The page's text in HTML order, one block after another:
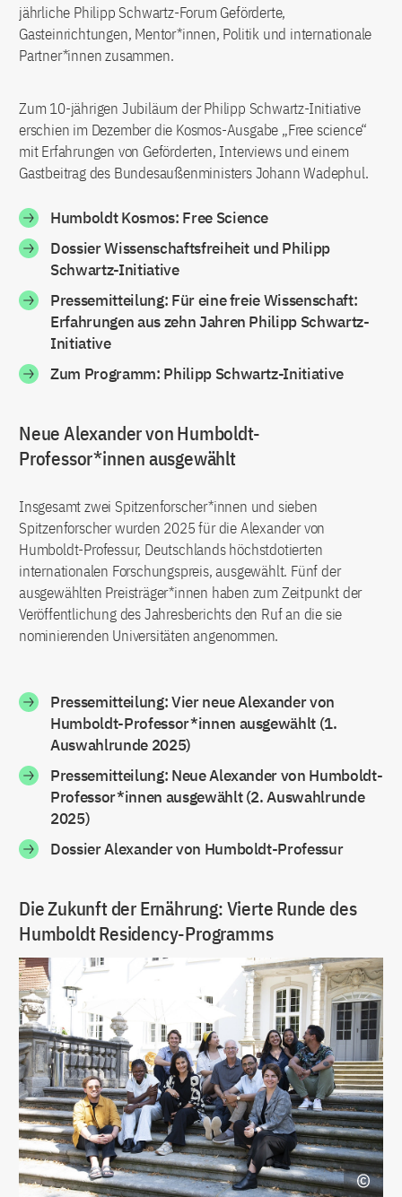
jährliche Philipp Schwartz-Forum Geförderte,
Gasteinrichtungen, Mentor*innen, Politik und internationale
Partner*innen zusammen.
Zum 10-jährigen Jubiläum der Philipp Schwartz-Initiative
erschien im Dezember die Kosmos-Ausgabe „Free science“
mit Erfahrungen von Geförderten, Interviews und einem
Gastbeitrag des Bundesaußenministers Johann Wadephul.
Humboldt Kosmos: Free Science
Dossier Wissenschaftsfreiheit und Philipp
Schwartz-Initiative
Pressemitteilung: Für eine freie Wissenschaft:
Erfahrungen aus zehn Jahren Philipp Schwartz-
Initiative
Zum Programm: Philipp Schwartz-Initiative
Neue Alexander von Humboldt-
Professor*innen ausgewählt
Insgesamt zwei Spitzenforscher*innen und sieben
Spitzenforscher wurden 2025 für die Alexander von
Humboldt-Professur, Deutschlands höchstdotierten
internationalen Forschungspreis, ausgewählt. Fünf der
ausgewählten Preisträger*innen haben zum Zeitpunkt der
Veröffentlichung des Jahresberichts den Ruf an die sie
nominierenden Universitäten angenommen.
Pressemitteilung: Vier neue Alexander von
Humboldt-Professor*innen ausgewählt (1.
Auswahlrunde 2025)
Pressemitteilung: Neue Alexander von Humboldt-
Professor*innen ausgewählt (2. Auswahlrunde
2025)
Dossier Alexander von Humboldt-Professur
Die Zukunft der Ernährung: Vierte Runde des
Humboldt Residency-Programms